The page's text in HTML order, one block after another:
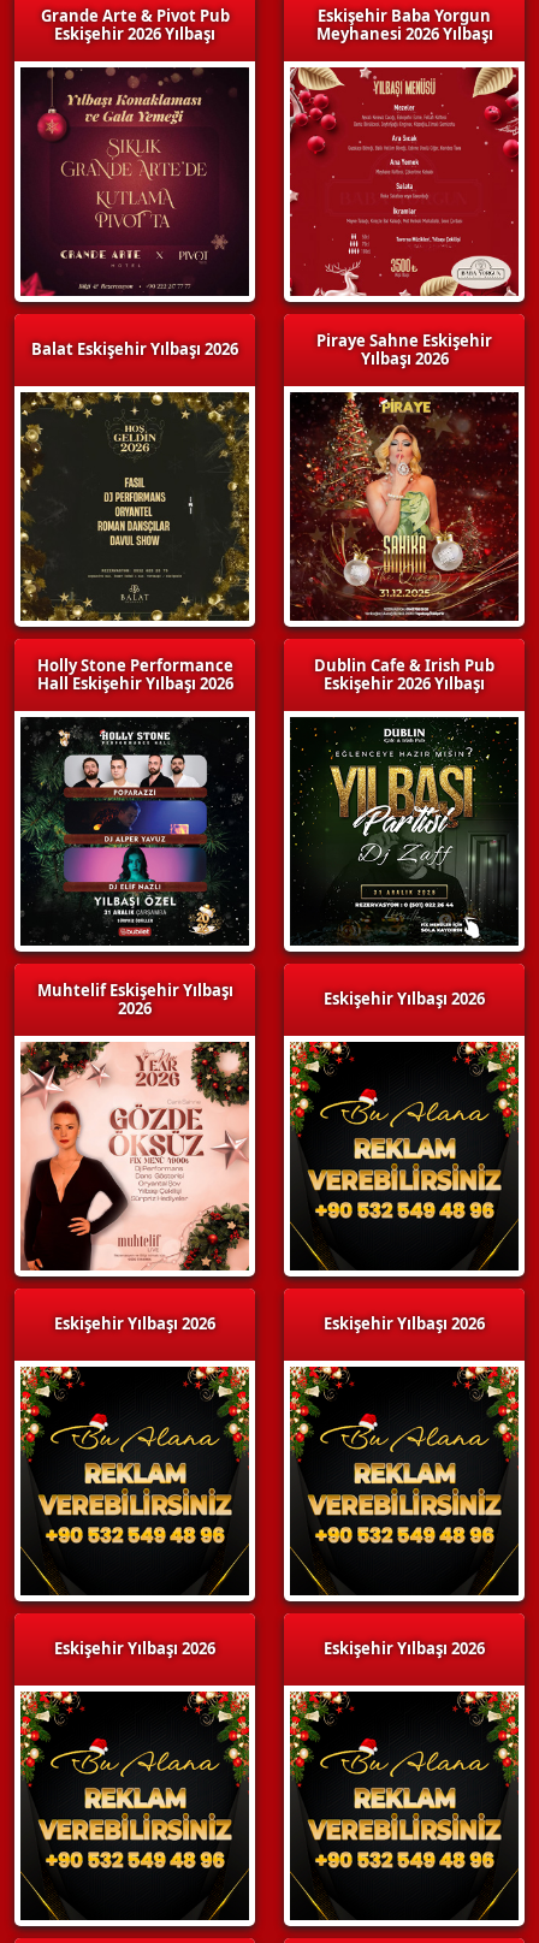
Grande Arte & Pivot Pub
Eskişehir 2026 Yılbaşı
Balat Eskişehir Yılbaşı 2026
Holly Stone Performance
Hall Eskişehir Yılbaşı 2026
Muhtelif Eskişehir Yılbaşı
2026
Eskişehir Yılbaşı 2026
Eskişehir Yılbaşı 2026
Eskişehir Baba Yorgun
Meyhanesi 2026 Yılbaşı
Piraye Sahne Eskişehir
Yılbaşı 2026
Dublin Cafe & Irish Pub
Eskişehir 2026 Yılbaşı
Eskişehir Yılbaşı 2026
Eskişehir Yılbaşı 2026
Eskişehir Yılbaşı 2026